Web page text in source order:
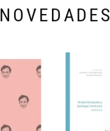
NOVEDADES